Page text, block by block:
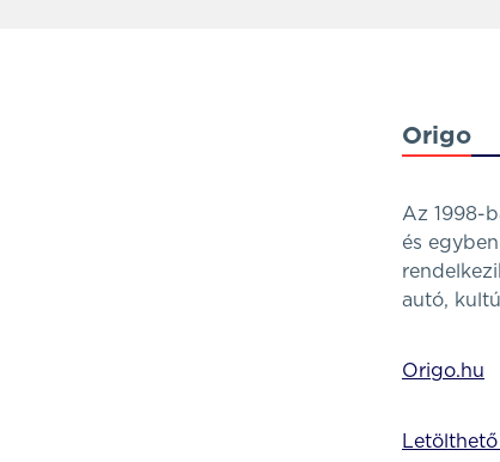
Origo
Az 1998-
és
autó,
Origo.hu